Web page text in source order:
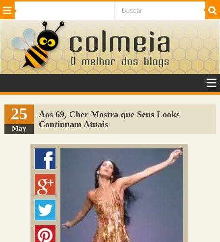
Beleza Cinema e TV
Internet Jogos NotÃ­cias SaÃºde
VeÃ­culos Adulto
Sugerir Link
Adicionar Blog
Colmeia Exchange
25
May
Aos 69, Cher Mostra que Seus Looks
Continuam Atuais